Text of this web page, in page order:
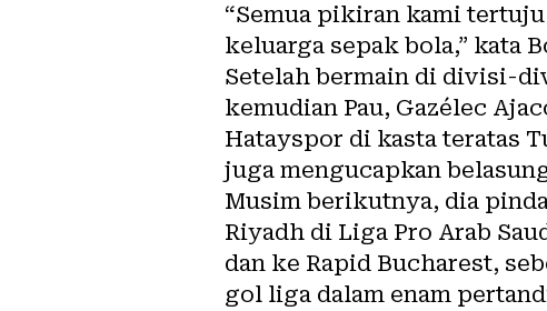
“Semua pikiran kami
keluarga sepak bola,” kata
Setelah bermain di divisi-
kemudian Pau, Gazélec
Hatayspor di kasta teratas
juga mengucapkan
Musim berikutnya, dia
Riyadh di Liga Pro Arab
dan ke Rapid Bucharest,
gol liga dalam enam